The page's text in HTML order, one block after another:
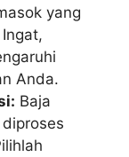
yang
Anda.
Baja